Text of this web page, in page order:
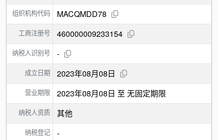
组织机构代码 MACQMDD78
工商注册号 460000009233154
纳税人识别号 -
成立日期 2023年08月08日
营业期限 2023年08月08日 至 无固定期限
纳税人资质 其他
纳税登记 -